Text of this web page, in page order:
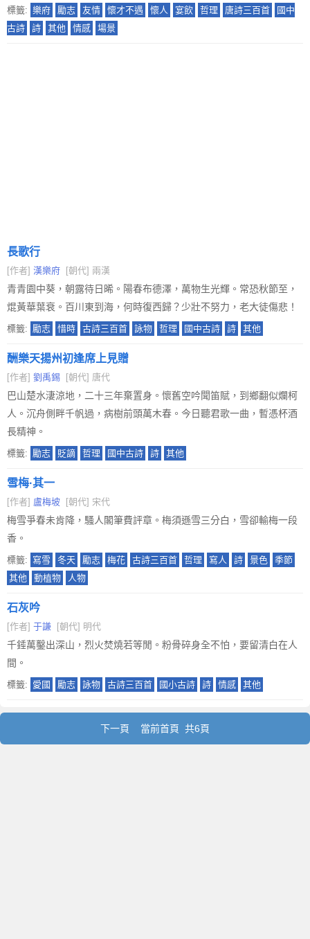
標籤: 樂府 勵志 友情 懷才不遇 懷人 宴飲 哲理 唐詩三百首
國中
古詩
詩 其他 情感 場景
長歌行
[作者] 漢樂府 [朝代] 兩漢
青青園中葵，朝露待日晞。陽春布德澤，萬物生光輝。常恐秋節至，
焜黃華葉衰。百川東到海，何時復西歸？少壯不努力，老大徒傷悲！
標籤: 勵志 惜時 古詩三百首 詠物 哲理 國中古詩 詩 其他
酬樂天揚州初逢席上見贈
[作者] 劉禹錫 [朝代] 唐代
巴山楚水淒涼地，二十三年棄置身。懷舊空吟聞笛賦，到鄉翻似爛柯
人。沉舟側畔千帆過，病樹前頭萬木春。今日聽君歌一曲，暫憑杯酒
長精神。
標籤: 勵志 貶謫 哲理 國中古詩 詩 其他
雪梅·其一
[作者] 盧梅坡 [朝代] 宋代
梅雪爭春未肯降，騷人閣筆費評章。梅須遜雪三分白，雪卻輸梅一段
香。
標籤: 寫雪 冬天 勵志 梅花 古詩三百首 哲理 寫人 詩 景色
季節
其他
動植物 人物
石灰吟
[作者] 于謙 [朝代] 明代
千錘萬鑿出深山，烈火焚燒若等閒。粉骨碎身全不怕，要留清白在人
間。
標籤: 愛國 勵志 詠物 古詩三百首 國小古詩 詩 情感 其他
下一頁 當前首頁 共6頁